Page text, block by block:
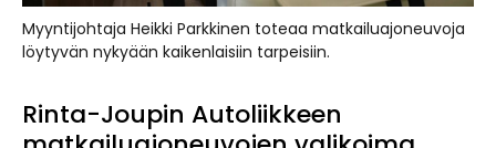
Myyntijohtaja Heikki Parkkinen toteaa matkailuajoneuvoja
löytyvän nykyään kaikenlaisiin tarpeisiin.
Rinta-Joupin Autoliikkeen